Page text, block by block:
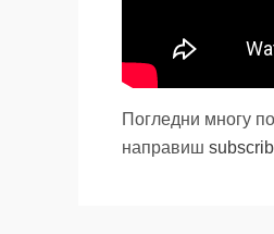
Погледни многу
направиш